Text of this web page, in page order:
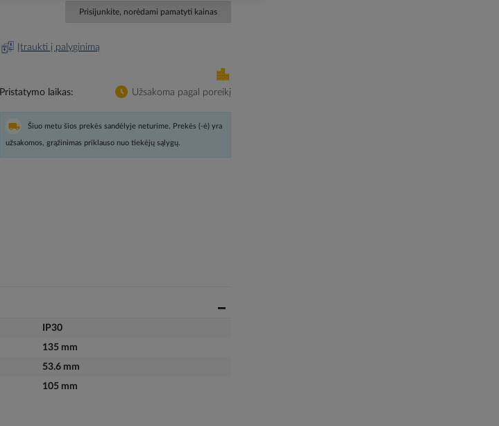
Prisijunkite, norėdami pamatyti kainas
Įtraukti į palyginimą
Pristatymo laikas Užsakoma pagal poreikį
Šiuo metu šios prekės sandėlyje neturime. Prekės (-ė) yra
užsakomos, grąžinimas priklauso nuo tiekėjų sąlygų.
IP30
135 mm
53.6 mm
105 mm